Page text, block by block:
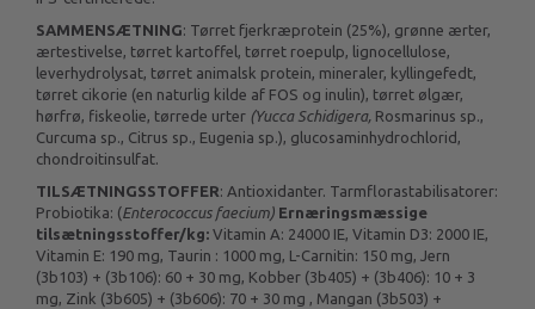
SAMMENSÆTNING: Tørret fjerkræprotein (25%), grønne ærter,
ærtestivelse, tørret kartoffel, tørret roepulp, lignocellulose,
leverhydrolysat, tørret animalsk protein, mineraler, kyllingefedt,
tørret cikorie (en naturlig kilde af FOS og inulin), tørret ølgær,
hørfrø, fiskeolie, tørrede urter (Yucca Schidigera, Rosmarinus sp.,
Curcuma sp., Citrus sp., Eugenia sp.), glucosaminhydrochlorid,
chondroitinsulfat.
TILSÆTNINGSSTOFFER: Antioxidanter. Tarmflorastabilisatorer:
Probiotika: (Enterococcus faecium) Ernæringsmæssige
tilsætningsstoffer/kg: Vitamin A: 24000 IE, Vitamin D3: 2000 IE,
Vitamin E: 190 mg, Taurin : 1000 mg, L-Carnitin: 150 mg, Jern
(3b103) + (3b106): 60 + 30 mg, Kobber (3b405) + (3b406): 10 + 3
mg, Zink (3b605) + (3b606): 70 + 30 mg , Mangan (3b503) +